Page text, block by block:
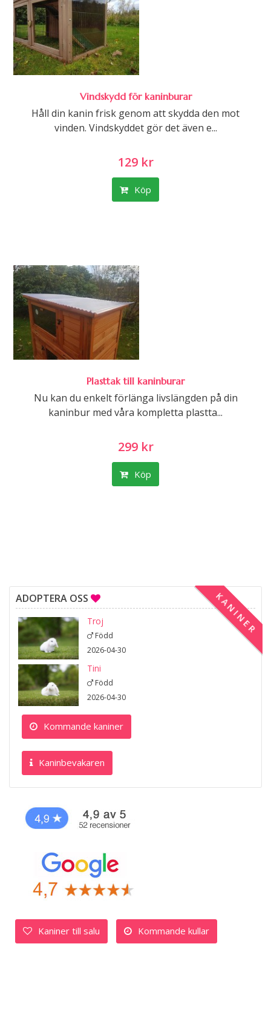
Vindskydd för kaninburar
Håll din kanin frisk genom att skydda den mot
vinden. Vindskyddet gör det även e...
129 kr
Köp
Plasttak till kaninburar
Nu kan du enkelt förlänga livslängden på din
kaninbur med våra kompletta plastta...
299 kr
Köp
KANINER
ADOPTERA OSS
Troj
Född
2026-04-30
Tini
Född
2026-04-30
Kommande kaniner
Kaninbevakaren
Kaniner till salu Kommande kullar